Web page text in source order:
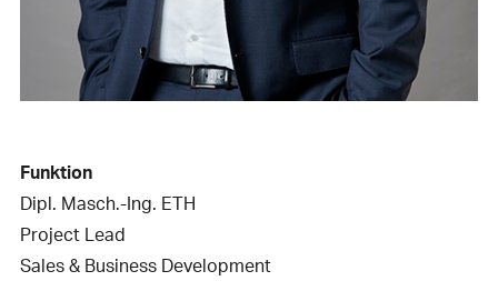
Funktion
Dipl. Masch.-Ing. ETH
Project Lead
Sales & Business Development